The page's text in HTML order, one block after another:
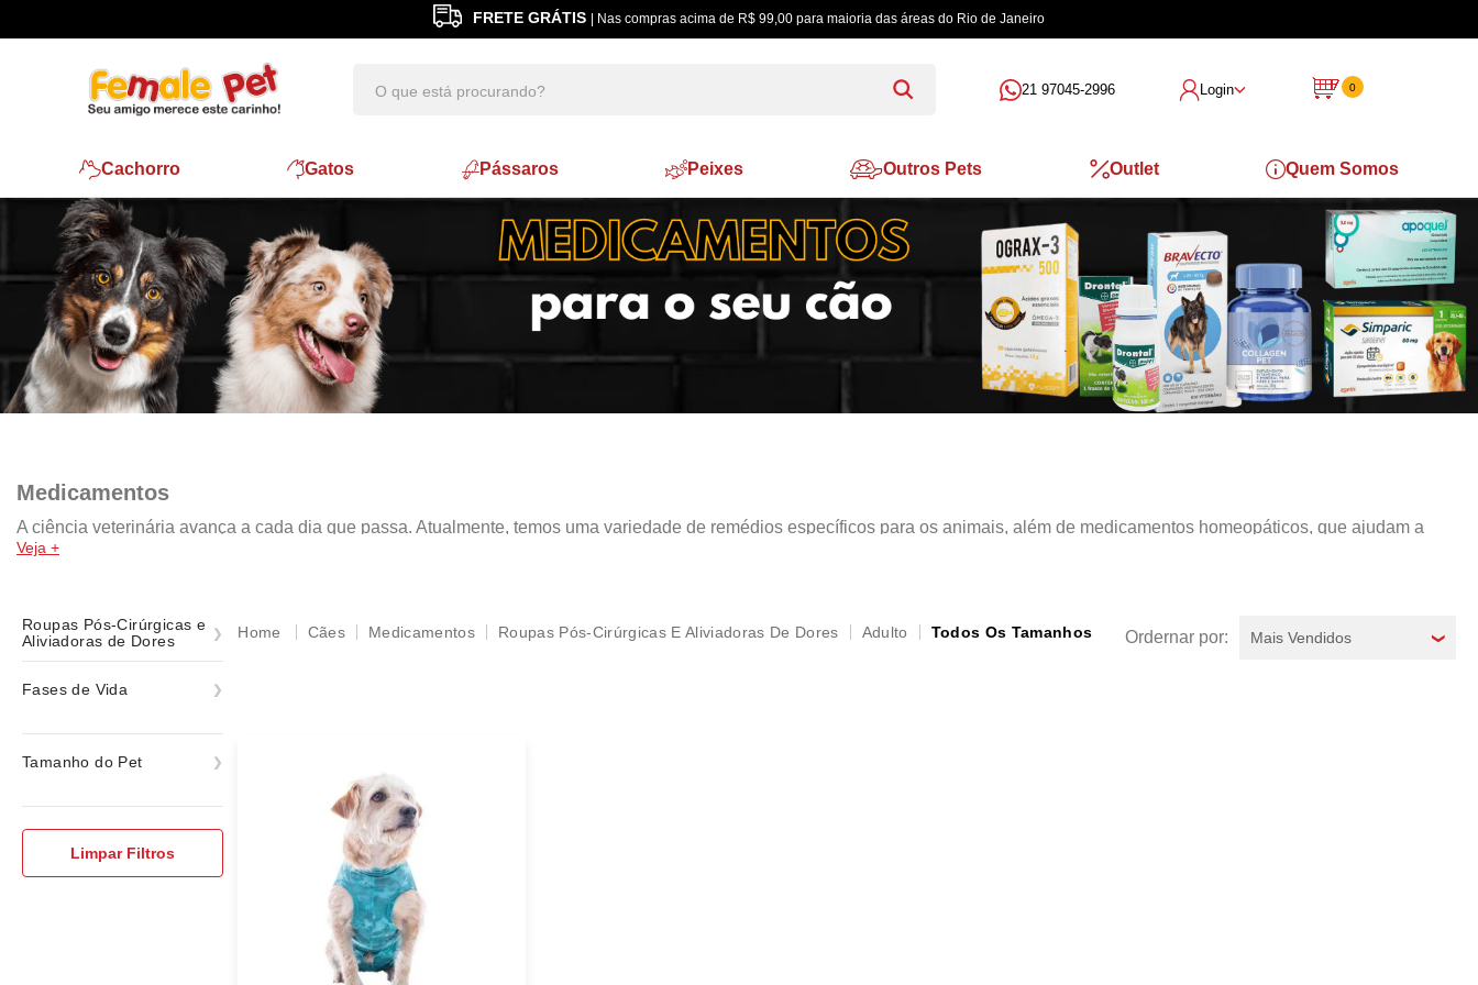
FRETE GRÁTIS | Nas compras acima de R$ 99,00 para maioria das áreas do Rio de Janeiro
21 97045-2996 Login 0
Cachorro Gatos Pássaros Peixes Outros Pets Outlet Quem Somos
Medicamentos
A ciência veterinária avança a cada dia que passa. Atualmente, temos uma variedade de remédios específicos para os animais, além de medicamentos homeopáticos, que ajudam a
aumentar a expectativa de vida, bem-estar e longevidade do pet. É sempre importante consultar o veterinário antes de oferecer o medicamento ao seu animalzinho de estimação para
Veja +
Roupas Pós-Cirúrgicas e
Aliviadoras de Dores
Fases de Vida
ver todas
Tamanho do Pet
Limpar Filtros
Cães Medicamentos Roupas Pós-Cirúrgicas E Aliviadoras De Dores Adulto Todos Os Tamanhos Mais Vendidos